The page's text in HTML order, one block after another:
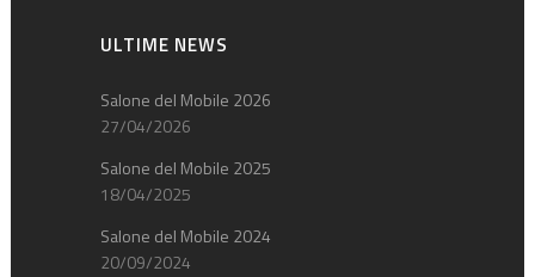
ULTIME NEWS
Salone del Mobile 2026
27/04/2026
Salone del Mobile 2025
18/04/2025
Salone del Mobile 2024
20/09/2024